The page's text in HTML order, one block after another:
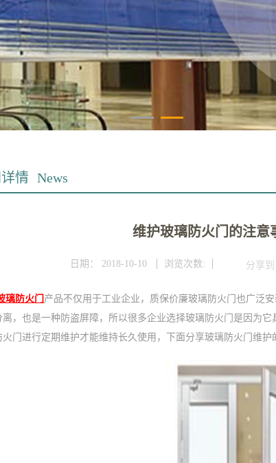
News
情
维护玻璃防火门的注意
日期： 2018-10-10 浏览次数:
璃防火门 产品不仅用于工业企业，质保价廉玻璃防火门也广泛
离，也是一种防盗屏障，所以很多企业选择玻璃防火门是因为
火门进行定期维护才能维持长久使用，下面分享玻璃防火门维护
分享到